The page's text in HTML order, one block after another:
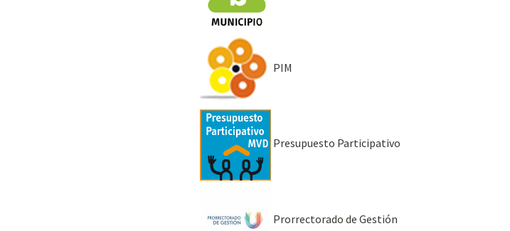
PIM
Presupuesto Participativo
Prorrectorado de Gestión